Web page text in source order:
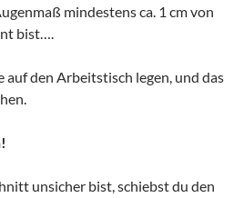
mindestens ca. 1 cm von
bist….
den Arbeitstisch legen, und das
unsicher bist, schiebst du den